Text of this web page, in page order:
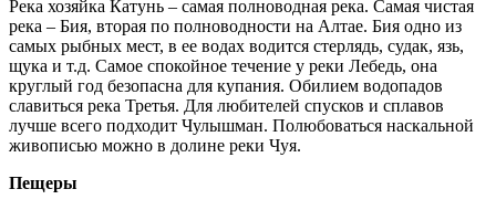
Река хозяйка Катунь – самая полноводная река. Самая чистая
река – Бия, вторая по полноводности на Алтае. Бия одно из
самых рыбных мест, в ее водах водится стерлядь, судак, язь,
щука и т.д. Самое спокойное течение у реки Лебедь, она
круглый год безопасна для купания. Обилием водопадов
славиться река Третья. Для любителей спусков и сплавов
лучше всего подходит Чулышман. Полюбоваться наскальной
живописью можно в долине реки Чуя.
Пещеры